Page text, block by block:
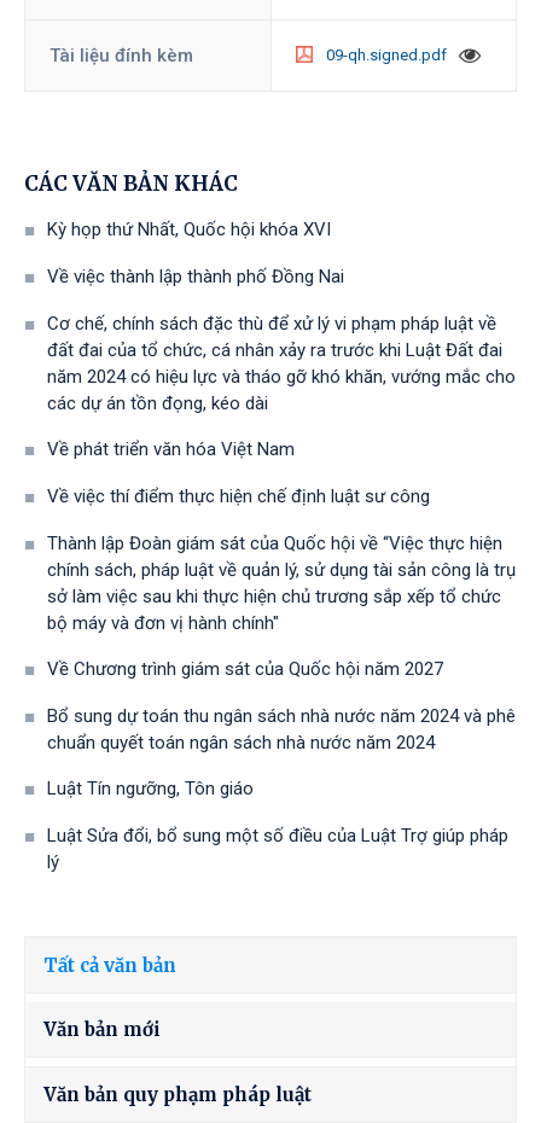
Tài liệu đính kèm 09-qh.signed.pdf
CÁC VĂN BẢN KHÁC
Kỳ họp thứ Nhất, Quốc hội khóa XVI
Về việc thành lập thành phố Đồng Nai
Cơ chế, chính sách đặc thù để xử lý vi phạm pháp luật về
đất đai của tổ chức, cá nhân xảy ra trước khi Luật Đất đai
năm 2024 có hiệu lực và tháo gỡ khó khăn, vướng mắc cho
các dự án tồn đọng, kéo dài
Về phát triển văn hóa Việt Nam
Về việc thí điểm thực hiện chế định luật sư công
Thành lập Đoàn giám sát của Quốc hội về “Việc thực hiện
chính sách, pháp luật về quản lý, sử dụng tài sản công là trụ
sở làm việc sau khi thực hiện chủ trương sắp xếp tổ chức
bộ máy và đơn vị hành chính"
Về Chương trình giám sát của Quốc hội năm 2027
Bổ sung dự toán thu ngân sách nhà nước năm 2024 và phê
chuẩn quyết toán ngân sách nhà nước năm 2024
Luật Tín ngưỡng, Tôn giáo
Luật Sửa đổi, bổ sung một số điều của Luật Trợ giúp pháp
lý
Tất cả văn bản
Văn bản mới
Văn bản quy phạm pháp luật